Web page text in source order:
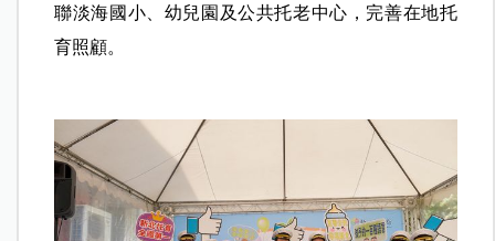
聯淡海國小、幼兒園及公共托老中心，完善在地托
育照顧。